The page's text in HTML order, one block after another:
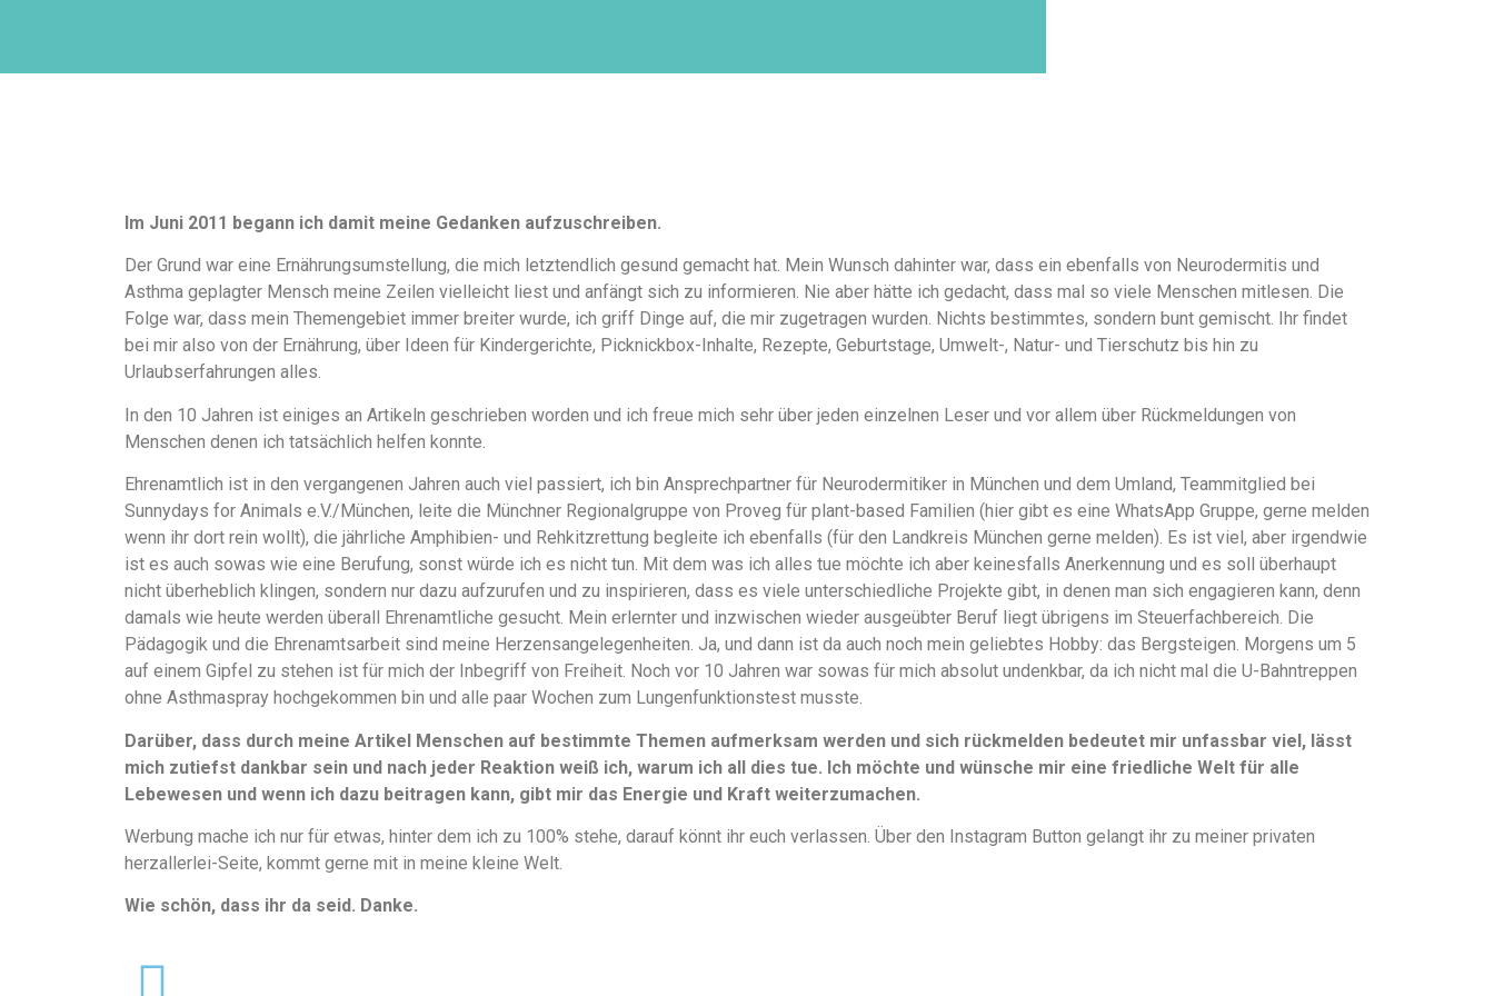
Im Juni 2011 begann ich damit meine Gedanken aufzuschreiben.
Der Grund war eine Ernährungsumstellung, die mich letztendlich gesund gemacht hat. Mein Wunsch dahinter war, dass ein ebenfalls von Neurodermitis und
Asthma geplagter Mensch meine Zeilen vielleicht liest und anfängt sich zu informieren. Nie aber hätte ich gedacht, dass mal so viele Menschen mitlesen. Die
Folge war, dass mein Themengebiet immer breiter wurde, ich griff Dinge auf, die mir zugetragen wurden. Nichts bestimmtes, sondern bunt gemischt. Ihr findet
bei mir also von der Ernährung, über Ideen für Kindergerichte, Picknickbox-Inhalte, Rezepte, Geburtstage, Umwelt-, Natur- und Tierschutz bis hin zu
Urlaubserfahrungen alles.
In den 10 Jahren ist einiges an Artikeln geschrieben worden und ich freue mich sehr über jeden einzelnen Leser und vor allem über Rückmeldungen von
Menschen denen ich tatsächlich helfen konnte.
Ehrenamtlich ist in den vergangenen Jahren auch viel passiert, ich bin Ansprechpartner für Neurodermitiker in München und dem Umland, Teammitglied bei
Sunnydays for Animals e.V./München, leite die Münchner Regionalgruppe von Proveg für plant-based Familien (hier gibt es eine WhatsApp Gruppe, gerne melden
wenn ihr dort rein wollt), die jährliche Amphibien- und Rehkitzrettung begleite ich ebenfalls (für den Landkreis München gerne melden). Es ist viel, aber irgendwie
ist es auch sowas wie eine Berufung, sonst würde ich es nicht tun. Mit dem was ich alles tue möchte ich aber keinesfalls Anerkennung und es soll überhaupt
nicht überheblich klingen, sondern nur dazu aufzurufen und zu inspirieren, dass es viele unterschiedliche Projekte gibt, in denen man sich engagieren kann, denn
damals wie heute werden überall Ehrenamtliche gesucht. Mein erlernter und inzwischen wieder ausgeübter Beruf liegt übrigens im Steuerfachbereich. Die
Pädagogik und die Ehrenamtsarbeit sind meine Herzensangelegenheiten. Ja, und dann ist da auch noch mein geliebtes Hobby: das Bergsteigen. Morgens um 5
auf einem Gipfel zu stehen ist für mich der Inbegriff von Freiheit. Noch vor 10 Jahren war sowas für mich absolut undenkbar, da ich nicht mal die U-Bahntreppen
ohne Asthmaspray hochgekommen bin und alle paar Wochen zum Lungenfunktionstest musste.
Darüber, dass durch meine Artikel Menschen auf bestimmte Themen aufmerksam werden und sich rückmelden bedeutet mir unfassbar viel, lässt
mich zutiefst dankbar sein und nach jeder Reaktion weiß ich, warum ich all dies tue. Ich möchte und wünsche mir eine friedliche Welt für alle
Lebewesen und wenn ich dazu beitragen kann, gibt mir das Energie und Kraft weiterzumachen.
Werbung mache ich nur für etwas, hinter dem ich zu 100% stehe, darauf könnt ihr euch verlassen. Über den Instagram Button gelangt ihr zu meiner privaten
herzallerlei-Seite, kommt gerne mit in meine kleine Welt.
Wie schön, dass ihr da seid. Danke.